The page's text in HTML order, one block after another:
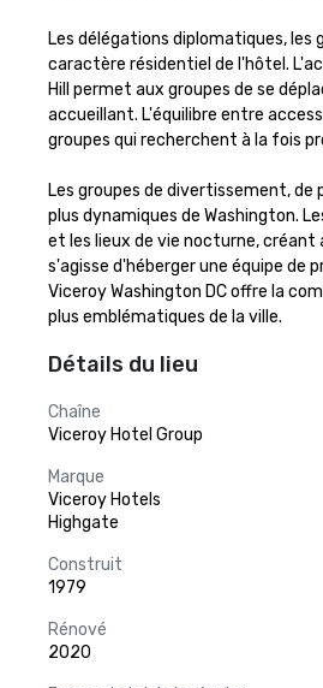
Les délégations diplomatiques,
caractère résidentiel de l'hôtel.
Hill permet aux groupes de se
accueillant. L'équilibre entre
groupes qui recherchent à la fois
Les groupes de divertissement,
plus dynamiques de Washington.
et les lieux de vie nocturne, créant
s'agisse d'héberger une équipe de
Viceroy Washington DC offre la
plus emblématiques de la ville.
Détails du lieu
Chaîne
Viceroy Hotel Group
Marque
Viceroy Hotels
Highgate
Construit
1979
Rénové
2020